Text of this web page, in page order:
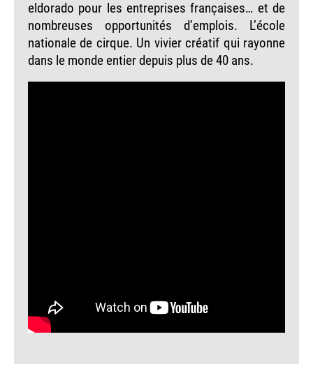
eldorado pour les entreprises françaises… et de
nombreuses opportunités d’emplois. L’école
nationale de cirque. Un vivier créatif qui rayonne
dans le monde entier depuis plus de 40 ans.